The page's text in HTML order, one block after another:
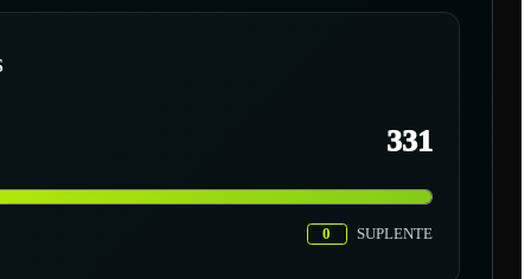
331
0 SUPLENTE